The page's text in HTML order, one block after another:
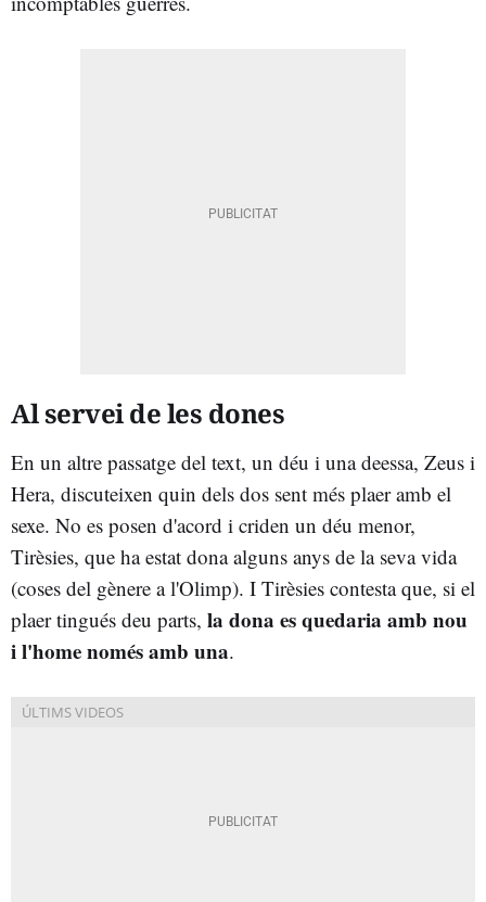
Al servei de les dones
En un altre passatge del text, un déu i una deessa, Zeus i
Hera, discuteixen quin dels dos sent més plaer amb el
sexe. No es posen d'acord i criden un déu menor,
Tirèsies, que ha estat dona alguns anys de la seva vida
(coses del gènere a l'Olimp). I Tirèsies contesta que, si el
plaer tingués deu parts, la dona es quedaria amb nou
i l'home només amb una.